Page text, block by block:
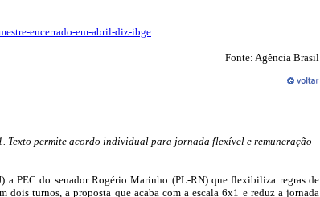
encerrado-em-abril-diz-ibge
Fonte: Agência Brasil
Texto permite acordo individual para jornada flexível e remuneração
a PEC do senador Rogério Marinho (PL-RN) que flexibiliza regras de
dois turnos, a proposta que acaba com a escala 6x1 e reduz a jornada